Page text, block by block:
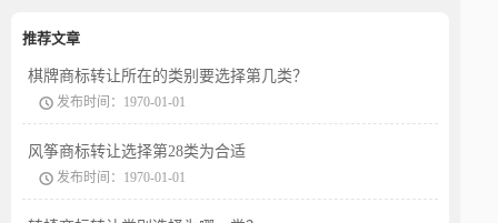
推荐文章
棋牌商标转让所在的类别要选择第几类？
发布时间：1970-01-01
风筝商标转让选择第28类为合适
发布时间：1970-01-01